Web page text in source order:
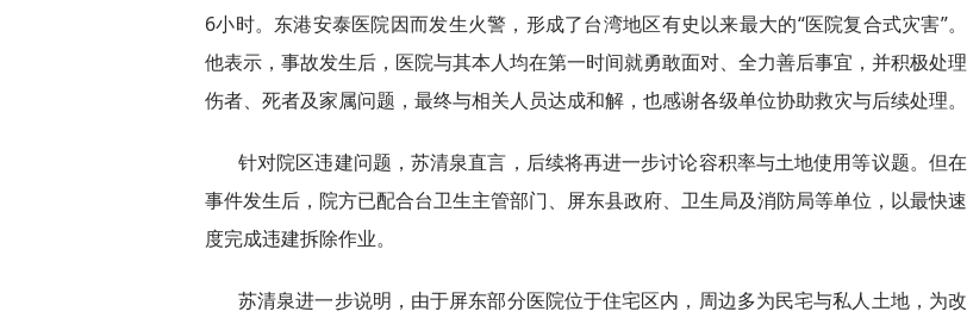
6小时。东港安泰医院因而发生火警，形成了台湾地区有史以来最大的“医院复合式灾害”。
他表示，事故发生后，医院与其本人均在第一时间就勇敢面对、全力善后事宜，并积极处理
伤者、死者及家属问题，最终与相关人员达成和解，也感谢各级单位协助救灾与后续处理。
针对院区违建问题，苏清泉直言，后续将再进一步讨论容积率与土地使用等议题。但在
事件发生后，院方已配合台卫生主管部门、屏东县政府、卫生局及消防局等单位，以最快速
度完成违建拆除作业。
苏清泉进一步说明，由于屏东部分医院位于住宅区内，周边多为民宅与私人土地，为改